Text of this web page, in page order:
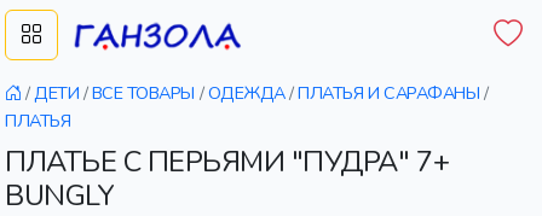
/ДЕТИ /ВСЕ ТОВАРЫ /ОДЕЖДА/ПЛАТЬЯ И САРАФАНЫ /
ПЛАТЬЯ
ПЛАТЬЕ С ПЕРЬЯМИ "ПУДРА" 7+
BUNGLY